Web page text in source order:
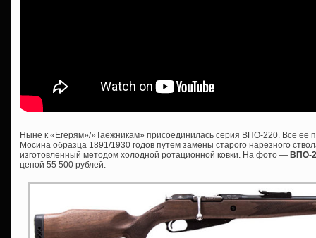
Ныне к «Егерям»/»Таежникам» присоединилась серия ВПО-220. Все ее
Мосина образца 1891/1930 годов путем замены старого нарезного
изготовленный методом холодной ротационной ковки. На фото — ВПО-
ценой 55 500 рублей: